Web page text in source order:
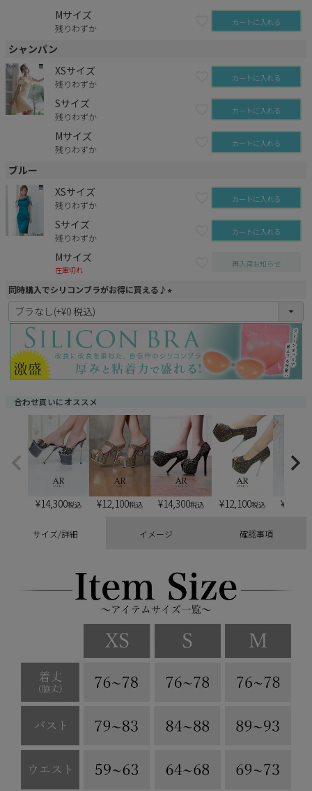
Mサイズ
残りわずか カートに入れる
シャンパン
XSサイズ
残りわずか カートに入れる
Sサイズ
残りわずか カートに入れる
Mサイズ
残りわずか カートに入れる
ブルー
XSサイズ
残りわずか カートに入れる
Sサイズ
残りわずか カートに入れる
Mサイズ
在庫切れ
再入荷お知らせ
同時購入でシリコンブラがお得に買える♪
(
須
)
合わせ買いにオススメ
¥14,300税込 ¥12,100税込 ¥14,300税込 ¥12,100税込 ¥
サイズ/詳細 イメージ 確認事項